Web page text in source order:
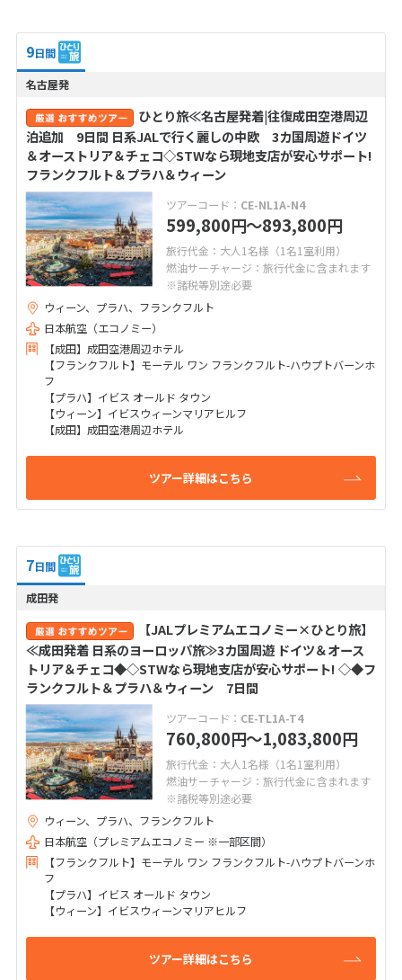
9日間
名古屋発
ひとり旅≪名古屋発着|往復成田空港周辺
泊追加 9日間 日系JALで行く麗しの中欧 3カ国周遊ドイツ
＆オーストリア＆チェコ◇STWなら現地支店が安心サポート!
フランクフルト＆プラハ＆ウィーン
ツアーコード： CE-NL1A-N4
599,800円〜893,800円
旅行代金：大人1名様（1名1室利用）
燃油サーチャージ：旅行代金に含まれます
※諸税等別途必要
ウィーン、プラハ、フランクフルト
日本航空（エコノミー）
【成田】成田空港周辺ホテル
【フランクフルト】モーテル ワン フランクフルト-ハウプトバーンホ
フ
【プラハ】イビス オールド タウン
【ウィーン】イビスウィーンマリアヒルフ
【成田】成田空港周辺ホテル
ツアー詳細はこちら
7日間
成田発
【JALプレミアムエコノミー×ひとり旅】
≪成田発着 日系のヨーロッパ旅≫3カ国周遊 ドイツ＆オース
トリア＆チェコ◆◇STWなら現地支店が安心サポート! ◇◆フ
ランクフルト＆プラハ＆ウィーン 7日間
ツアーコード： CE-TL1A-T4
760,800円〜1,083,800円
旅行代金：大人1名様（1名1室利用）
燃油サーチャージ：旅行代金に含まれます
※諸税等別途必要
ウィーン、プラハ、フランクフルト
日本航空（プレミアムエコノミー ※一部区間）
【フランクフルト】モーテル ワン フランクフルト-ハウプトバーンホ
フ
【プラハ】イビス オールド タウン
【ウィーン】イビスウィーンマリアヒルフ
ツアー詳細はこちら